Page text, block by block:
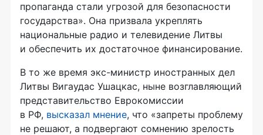
пропаганда стали угрозой для безопасности
государства». Она призвала укреплять
национальные радио и телевидение Литвы
и обеспечить их достаточное финансирование.
В то же время экс-министр иностранных дел
Литвы Вигаудас Ушацкас, ныне возглавляющий
представительство Еврокомиссии
в РФ, высказал мнение, что «запреты проблему
не решают, а подвергают сомнению зрелость